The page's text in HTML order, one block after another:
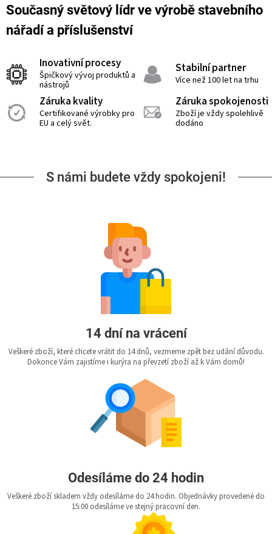
Současný světový lídr ve výrobě stavebního
nářadí a příslušenství
Inovativní procesy
Špičkový vývoj produktů a
nástrojů
Stabilní partner
Více než 100 let na trhu
Záruka kvality
Certifikované výrobky pro
EU a celý svět.
Záruka spokojenosti
Zboží je vždy spolehlivě
dodáno
S námi budete vždy spokojeni!
14 dní na vrácení
Veškeré zboží, které chcete vrátit do 14 dnů, vezmeme zpět bez udání důvodu.
Dokonce Vám zajistíme i kurýra na převzetí zboží až k Vám domů!
Odesíláme do 24 hodin
Veškeré zboží skladem vždy odesíláme do 24 hodin. Objednávky provedené do
15:00 odesíláme ve stejný pracovní den.